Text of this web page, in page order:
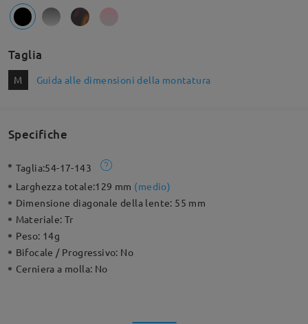
Taglia
M Guida alle dimensioni della montatura
Specifiche
Taglia:54-17-143
Larghezza totale:129 mm (medio)
Dimensione diagonale della lente: 55 mm
Materiale:Tr
Peso: 14g
Bifocale / Progressivo: No
Cerniera a molla: No